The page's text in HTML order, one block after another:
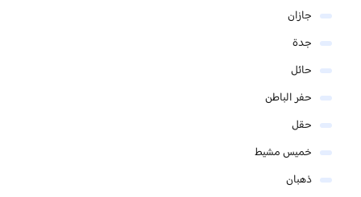
جازان
جدة
حائل
حفر الباطن
حقل
خميس مشيط
ذهبان